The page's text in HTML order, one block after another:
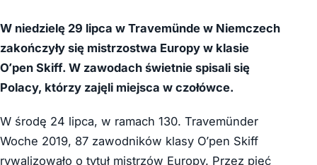
W niedzielę 29 lipca w Travemünde w Niemczech
zakończyły się mistrzostwa Europy w klasie
O’pen Skiff. W zawodach świetnie spisali się
Polacy, którzy zajęli miejsca w czołówce.
W środę 24 lipca, w ramach 130. Travemünder
Woche 2019, 87 zawodników klasy O’pen Skiff
rywalizowało o tytuł mistrzów Europy. Przez pięć